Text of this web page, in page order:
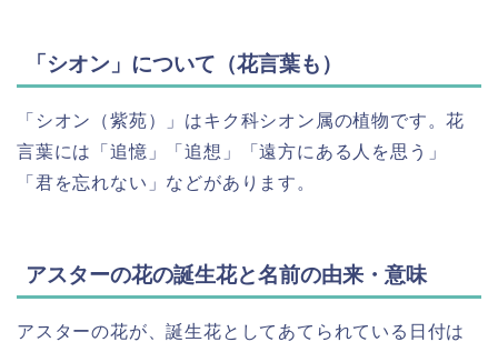
「シオン」について（花言葉も）
「シオン（紫苑）」はキク科シオン属の植物です。花
言葉には「追憶」「追想」「遠方にある人を思う」
「君を忘れない」などがあります。
アスターの花の誕生花と名前の由来・意味
アスターの花が、誕生花としてあてられている日付は